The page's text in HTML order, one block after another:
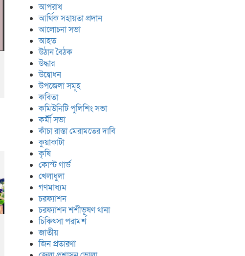
আপরাধ
আর্থিক সহায়তা প্রদান
আলোচনা সভা
আহত
উঠান বৈঠক
উদ্ধার
উদ্বোধন
উপজেলা সমূহ
কবিতা
কমিউনিটি পুলিশিং সভা
কর্মী সভা
কাঁচা রাস্তা মেরামতের দাবি
কুয়াকাটা
কৃষি
কোস্ট গার্ড
খেলাধুলা
গণমাধ্যম
চরফ্যাশন
চরফ্যাশন শশীভূষণ থানা
চিকিৎসা পরামর্শ
জাতীয়
জিন প্রতারণা